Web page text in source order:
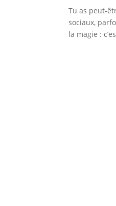
Tu as
sociaux,
la magie :